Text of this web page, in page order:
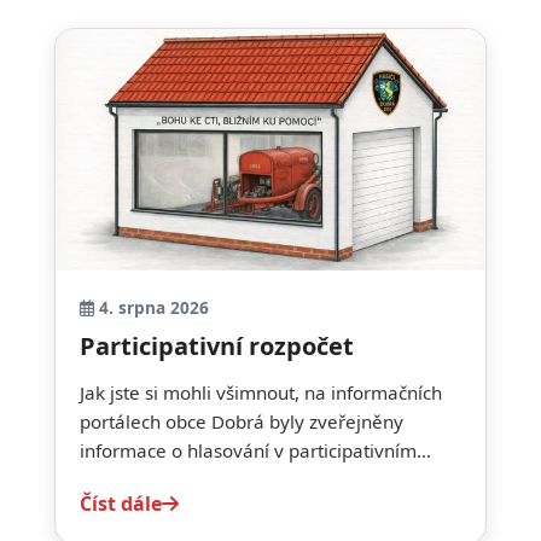
4. srpna 2026
Participativní rozpočet
Jak jste si mohli všimnout, na informačních
portálech obce Dobrá byly zveřejněny
informace o hlasování v participativním...
Číst dále